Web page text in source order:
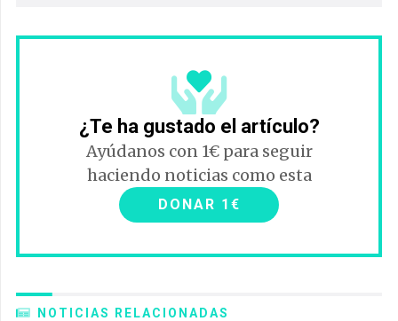
¿Te ha gustado el artículo?
Ayúdanos con 1€ para seguir
haciendo noticias como esta
DONAR 1€
NOTICIAS RELACIONADAS